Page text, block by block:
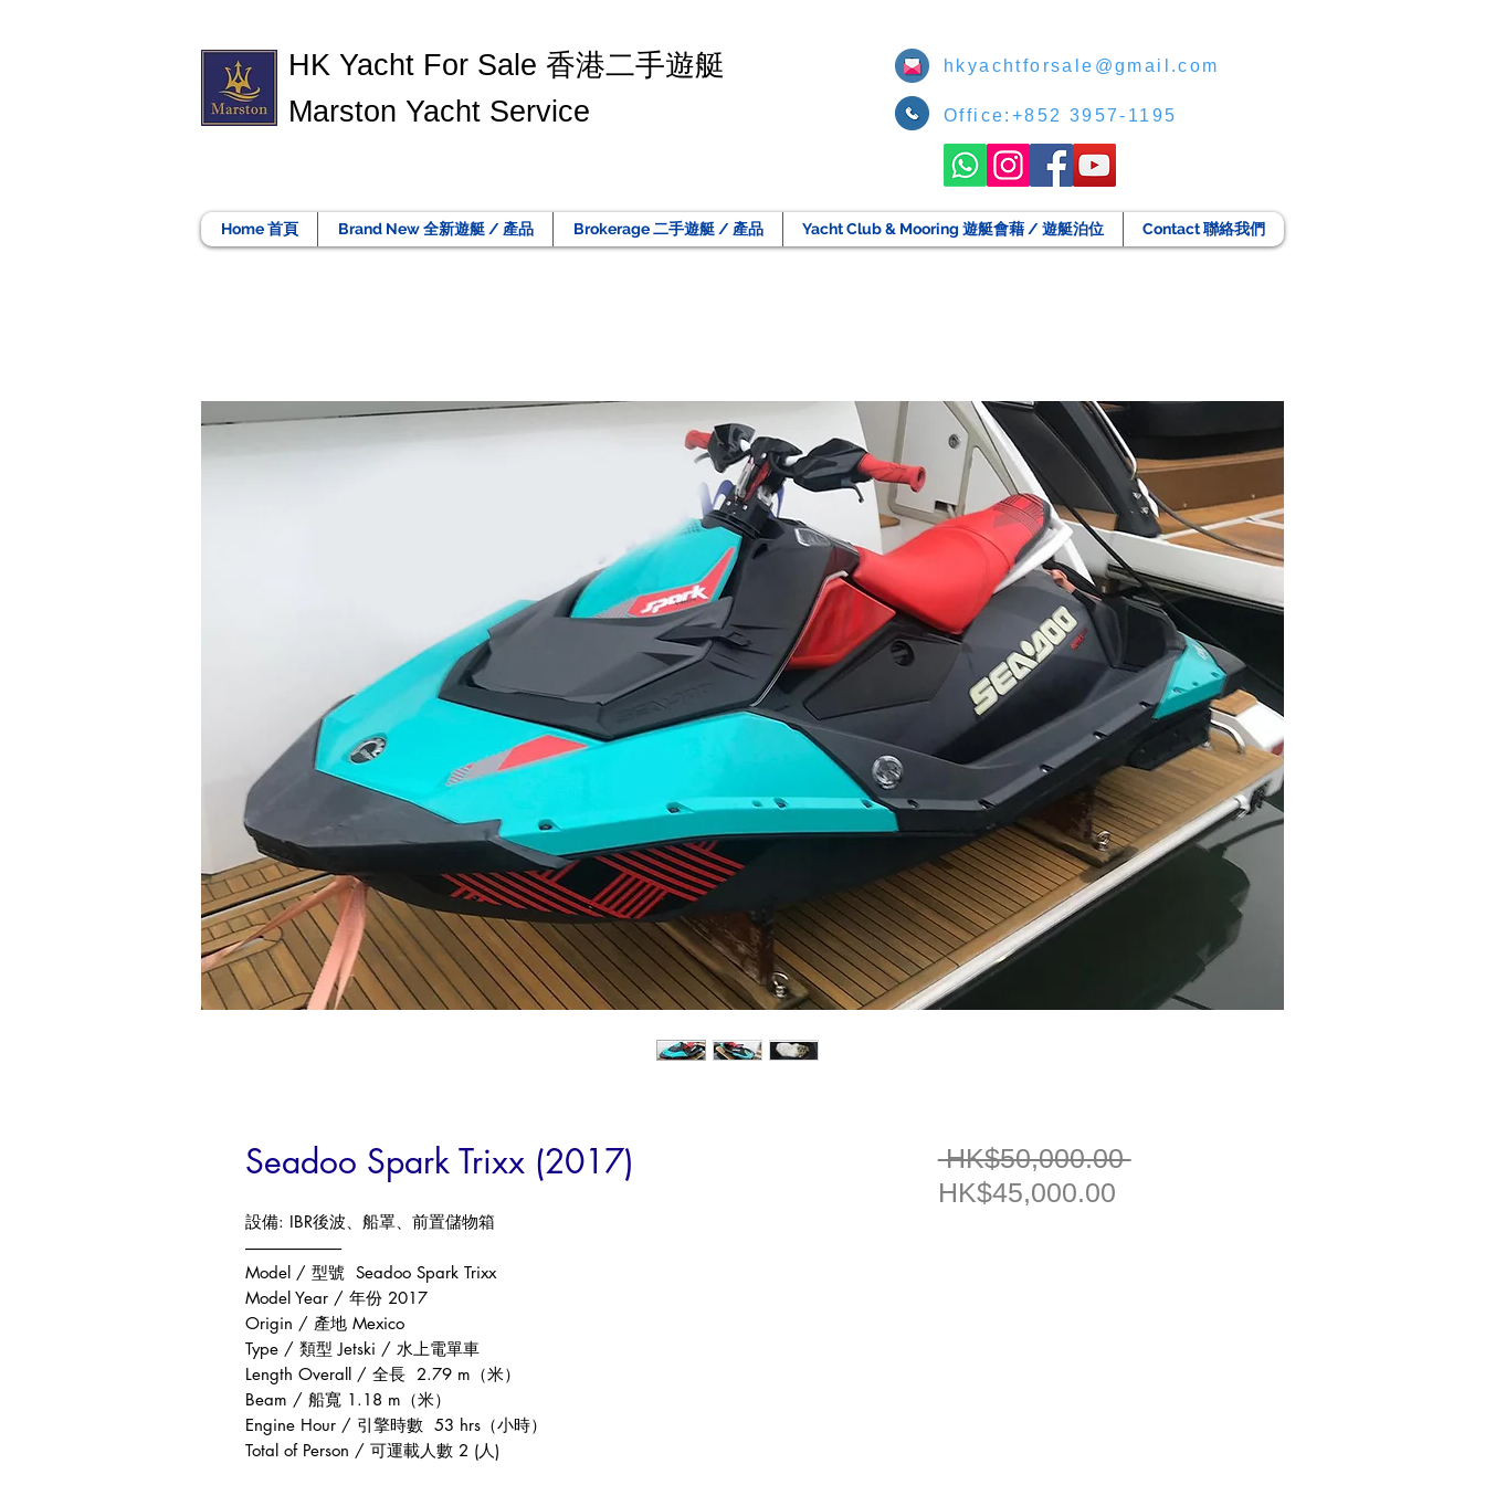
​HK Yacht For Sale 香港二手遊艇
Marston Yacht Service
hkyachtforsale@gmail.com
Office:+852 3957-1195
Home 首頁 Brand New 全新遊艇 / 產品 Brokerage 二手遊艇 / 產品 Yacht Club & Mooring 遊艇會藉 / 遊艇泊位 Contact 聯絡我們
Seadoo Spark Trixx (2017)
設備: IBR後波、船罩、前置儲物箱
-----------------------------
Model / 型號 Seadoo Spark Trixx
Model Year / 年份 2017
Origin / 產地 Mexico
Type / 類型 Jetski / 水上電單車
Length Overall / 全長 2.79 m （米）
Beam / 船寬 1.18 m （米）
Engine Hour / 引擎時數 53 hrs （小時）
Total of Person / 可運載人數 2 (人)
HK$50,000.00 一
HK$45,000.00促